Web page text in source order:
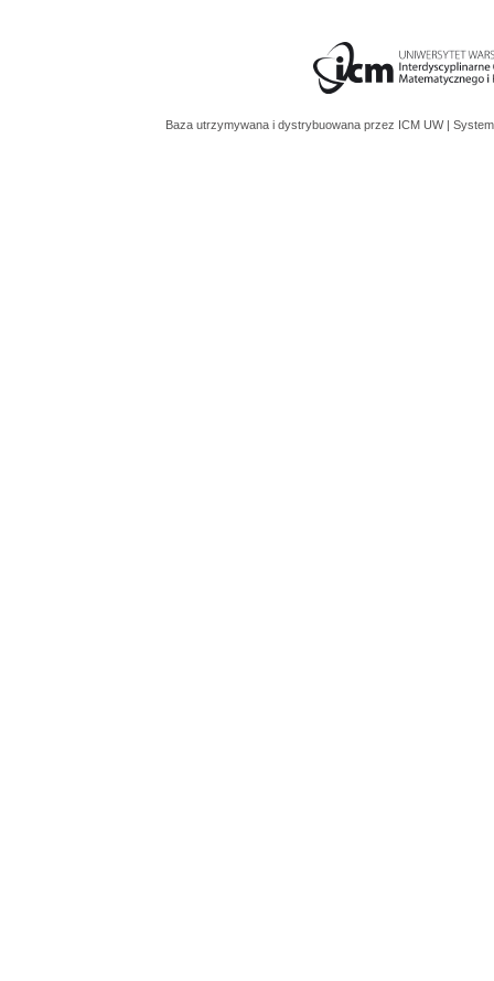
Baza utrzymywana i dystrybuowana przez ICM UW |